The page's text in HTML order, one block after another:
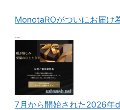
MonotaROがついにお届け
7月から開始された2026年